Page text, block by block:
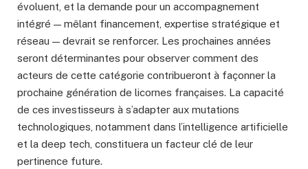
évoluent, et la demande pour un accompagnement
intégré — mêlant financement, expertise stratégique et
réseau — devrait se renforcer. Les prochaines années
seront déterminantes pour observer comment des
acteurs de cette catégorie contribueront à façonner la
prochaine génération de licornes françaises. La capacité
de ces investisseurs à s’adapter aux mutations
technologiques, notamment dans l’intelligence artificielle
et la deep tech, constituera un facteur clé de leur
pertinence future.